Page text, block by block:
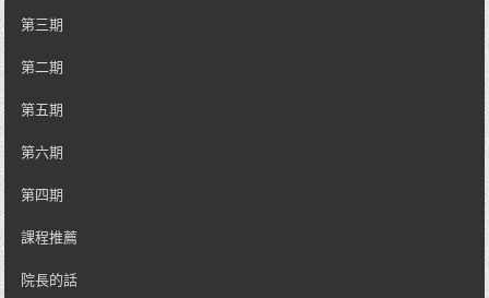
第三期
第二期
第五期
第六期
第四期
課程推薦
院長的話